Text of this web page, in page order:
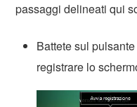
passaggi delineati qui
Battete sul
registrare lo